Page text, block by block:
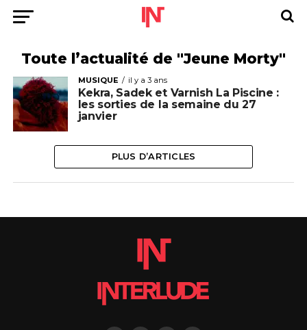
Toute l’actualité de "Jeune Morty"
MUSIQUE il y a 3 ans
Kekra, Sadek et Varnish La Piscine :
les sorties de la semaine du 27
janvier
PLUS D’ARTICLES